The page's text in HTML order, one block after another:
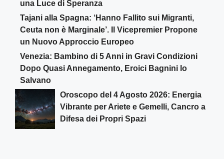
una Luce di Speranza
Tajani alla Spagna: ‘Hanno Fallito sui Migranti,
Ceuta non è Marginale’. Il Vicepremier Propone
un Nuovo Approccio Europeo
Venezia: Bambino di 5 Anni in Gravi Condizioni
Dopo Quasi Annegamento, Eroici Bagnini lo
Salvano
Oroscopo del 4 Agosto 2026: Energia
Vibrante per Ariete e Gemelli, Cancro a
Difesa dei Propri Spazi